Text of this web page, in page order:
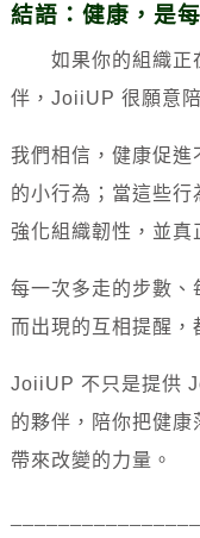
結語：健康，是
如果你的組織正
伴，JoiiUP 很願意
我們相信，健康促進
的小行為；當這些行
強化組織韌性，並真
每一次多走的步數、
而出現的互相提醒，
JoiiUP 不只是提供
的夥伴，陪你把健
帶來改變的力量。